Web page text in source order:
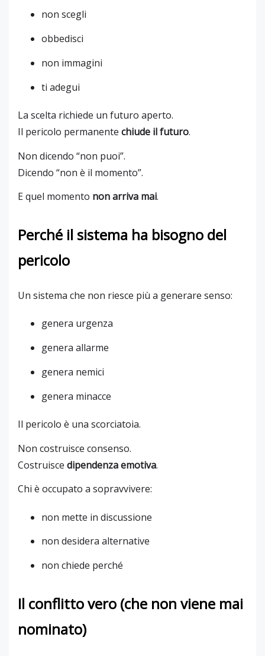
non scegli
obbedisci
non immagini
ti adegui
La scelta richiede un futuro aperto.
Il pericolo permanente chiude il futuro.
Non dicendo “non puoi”.
Dicendo “non è il momento”.
E quel momento non arriva mai.
Perché il sistema ha bisogno del
pericolo
Un sistema che non riesce più a generare senso:
genera urgenza
genera allarme
genera nemici
genera minacce
Il pericolo è una scorciatoia.
Non costruisce consenso.
Costruisce dipendenza emotiva.
Chi è occupato a sopravvivere:
non mette in discussione
non desidera alternative
non chiede perché
Il conflitto vero (che non viene mai
nominato)